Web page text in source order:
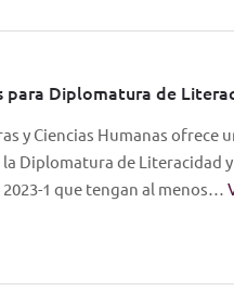
para Diplomatura de
y Ciencias Humanas
la Diplomatura de Literacidad
1 que tengan al menos…